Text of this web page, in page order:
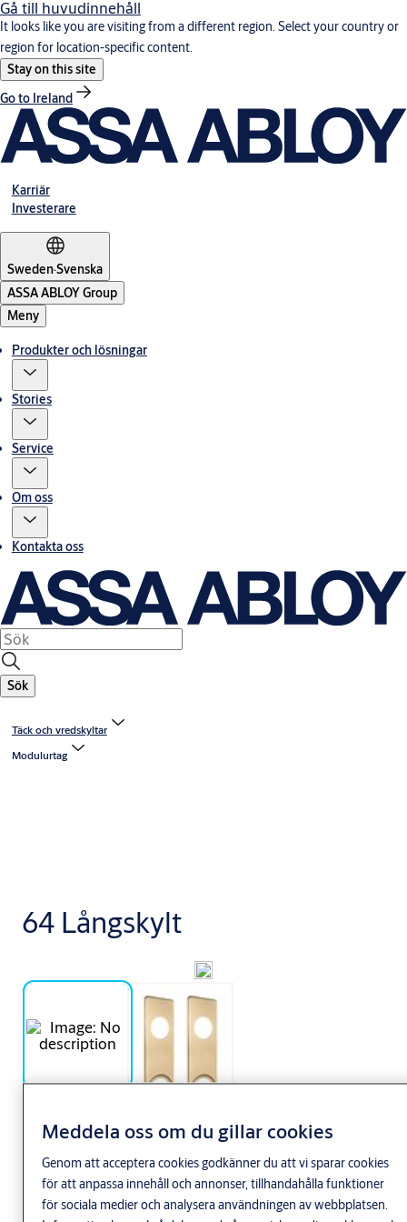
Gå till huvudinnehåll
It looks like you are visiting from a different region. Select your country or
region for location-specific content.
Stay on this site
Go to Ireland
Karriär
Investerare
Sweden·Svenska
ASSA ABLOY Group
Meny
Produkter och lösningar
Stories
Service
Om oss
Kontakta oss
Sök
Täck och vredskyltar
Modulurtag
64 Långskylt
Användningsområde
Dekorativ långskylt. kombineras med trycken och cylinderbehör
passande ASSAs låshus i 50-dorns utförande
Egenskaper
Meddela oss om du gillar cookies
Genom att acceptera cookies godkänner du att vi sparar cookies
för att anpassa innehåll och annonser, tillhandahålla funktioner
för sociala medier och analysera användningen av webbplatsen.